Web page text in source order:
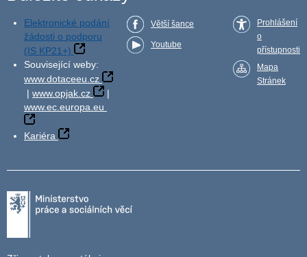
Elektronické podání
žádosti o podporu
(IS KP21+)
Související weby:
www.dotaceeu.cz
| www.opjak.cz
|
www.ec.europa.eu
Kariéra
Větší šance
Youtube
Prohlášení
o
přístupnosti
Mapa
Stránek